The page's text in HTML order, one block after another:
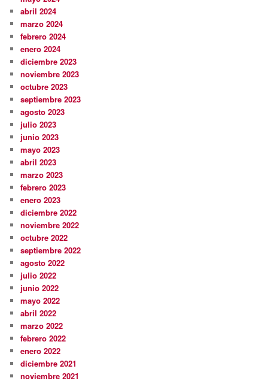
abril 2024
marzo 2024
febrero 2024
enero 2024
diciembre 2023
noviembre 2023
octubre 2023
septiembre 2023
agosto 2023
julio 2023
junio 2023
mayo 2023
abril 2023
marzo 2023
febrero 2023
enero 2023
diciembre 2022
noviembre 2022
octubre 2022
septiembre 2022
agosto 2022
julio 2022
junio 2022
mayo 2022
abril 2022
marzo 2022
febrero 2022
enero 2022
diciembre 2021
noviembre 2021